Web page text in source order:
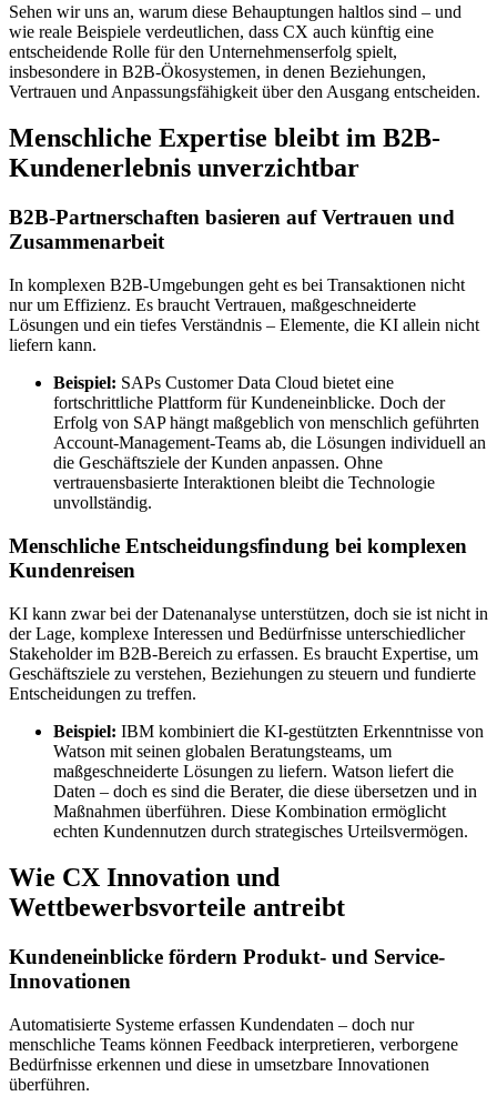
Sehen wir uns an, warum diese Behauptungen haltlos sind – und
wie reale Beispiele verdeutlichen, dass CX auch künftig eine
entscheidende Rolle für den Unternehmenserfolg spielt,
insbesondere in B2B-Ökosystemen, in denen Beziehungen,
Vertrauen und Anpassungsfähigkeit über den Ausgang entscheiden.
Menschliche Expertise bleibt im B2B-
Kundenerlebnis unverzichtbar
B2B-Partnerschaften basieren auf Vertrauen und
Zusammenarbeit
In komplexen B2B-Umgebungen geht es bei Transaktionen nicht
nur um Effizienz. Es braucht Vertrauen, maßgeschneiderte
Lösungen und ein tiefes Verständnis – Elemente, die KI allein nicht
liefern kann.
Beispiel: SAPs Customer Data Cloud bietet eine
fortschrittliche Plattform für Kundeneinblicke. Doch der
Erfolg von SAP hängt maßgeblich von menschlich geführten
Account-Management-Teams ab, die Lösungen individuell an
die Geschäftsziele der Kunden anpassen. Ohne
vertrauensbasierte Interaktionen bleibt die Technologie
unvollständig.
Menschliche Entscheidungsfindung bei komplexen
Kundenreisen
KI kann zwar bei der Datenanalyse unterstützen, doch sie ist nicht in
der Lage, komplexe Interessen und Bedürfnisse unterschiedlicher
Stakeholder im B2B-Bereich zu erfassen. Es braucht Expertise, um
Geschäftsziele zu verstehen, Beziehungen zu steuern und fundierte
Entscheidungen zu treffen.
Beispiel: IBM kombiniert die KI-gestützten Erkenntnisse von
Watson mit seinen globalen Beratungsteams, um
maßgeschneiderte Lösungen zu liefern. Watson liefert die
Daten – doch es sind die Berater, die diese übersetzen und in
Maßnahmen überführen. Diese Kombination ermöglicht
echten Kundennutzen durch strategisches Urteilsvermögen.
Wie CX Innovation und
Wettbewerbsvorteile antreibt
Kundeneinblicke fördern Produkt- und Service-
Innovationen
Automatisierte Systeme erfassen Kundendaten – doch nur
menschliche Teams können Feedback interpretieren, verborgene
Bedürfnisse erkennen und diese in umsetzbare Innovationen
überführen.